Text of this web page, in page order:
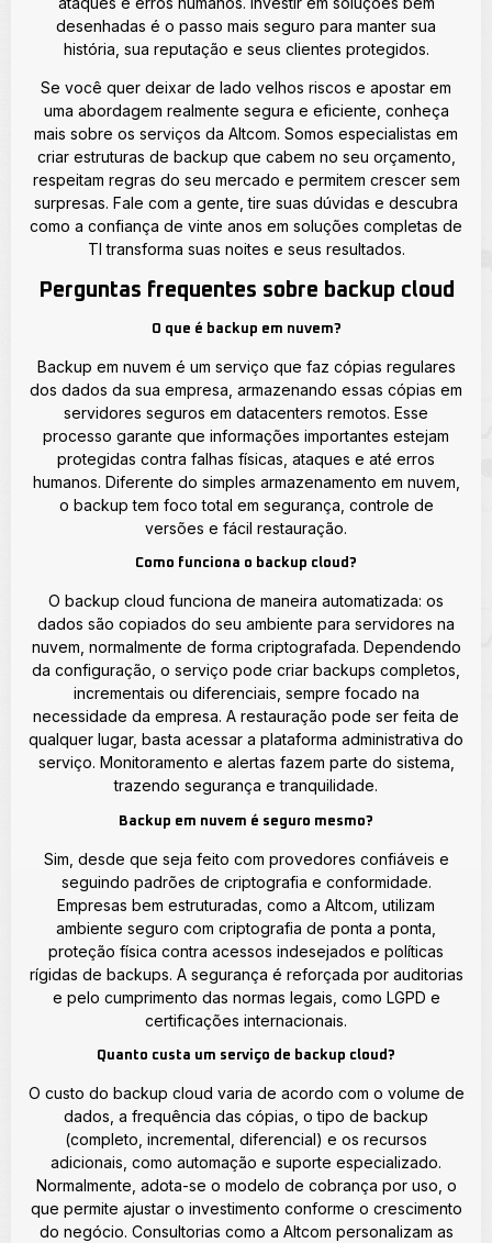
desenhadas é o passo mais seguro para manter sua
história, sua reputação e seus clientes protegidos.
Se você quer deixar de lado velhos riscos e apostar em
uma abordagem realmente segura e eficiente, conheça
mais sobre os serviços da Altcom. Somos especialistas em
criar estruturas de backup que cabem no seu orçamento,
respeitam regras do seu mercado e permitem crescer sem
surpresas. Fale com a gente, tire suas dúvidas e descubra
como a confiança de vinte anos em soluções completas de
TI transforma suas noites e seus resultados.
Perguntas frequentes sobre backup cloud
O que é backup em nuvem?
Backup em nuvem é um serviço que faz cópias regulares
dos dados da sua empresa, armazenando essas cópias em
servidores seguros em datacenters remotos. Esse
processo garante que informações importantes estejam
protegidas contra falhas físicas, ataques e até erros
humanos. Diferente do simples armazenamento em nuvem,
o backup tem foco total em segurança, controle de
versões e fácil restauração.
Como funciona o backup cloud?
O backup cloud funciona de maneira automatizada: os
dados são copiados do seu ambiente para servidores na
nuvem, normalmente de forma criptografada. Dependendo
da configuração, o serviço pode criar backups completos,
incrementais ou diferenciais, sempre focado na
necessidade da empresa. A restauração pode ser feita de
qualquer lugar, basta acessar a plataforma administrativa do
serviço. Monitoramento e alertas fazem parte do sistema,
trazendo segurança e tranquilidade.
Backup em nuvem é seguro mesmo?
Sim, desde que seja feito com provedores confiáveis e
seguindo padrões de criptografia e conformidade.
Empresas bem estruturadas, como a Altcom, utilizam
ambiente seguro com criptografia de ponta a ponta,
proteção física contra acessos indesejados e políticas
rígidas de backups. A segurança é reforçada por auditorias
e pelo cumprimento das normas legais, como LGPD e
certificações internacionais.
Quanto custa um serviço de backup cloud?
O custo do backup cloud varia de acordo com o volume de
dados, a frequência das cópias, o tipo de backup
(completo, incremental, diferencial) e os recursos
adicionais, como automação e suporte especializado.
Normalmente, adota-se o modelo de cobrança por uso, o
que permite ajustar o investimento conforme o crescimento
do negócio. Consultorias como a Altcom personalizam as